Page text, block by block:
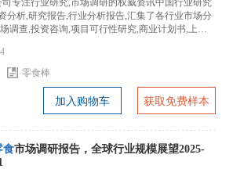
专注行业研究,市场调研的权威资讯中国行业研究
分析,研究报告,行业分析报告,汇集了各行业市场分
调查,投资咨询,项目可行性研究,商业计划书,上市
零食棒
加入购物车 获取免费样本
食市场调研报告，全球行业规模展望2025-